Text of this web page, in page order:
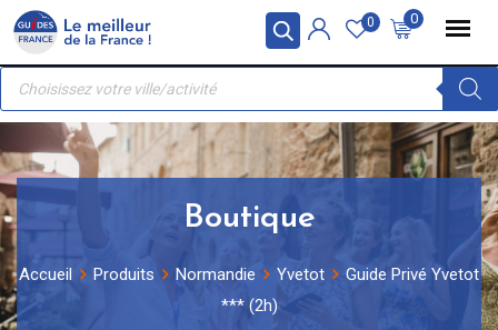
Panneau de gestion des cookies
Skip
content
0
0
Recherche
produits
Boutique
Accueil Produits Normandie Yvetot
Guide Privé Yvetot
*** (2h)